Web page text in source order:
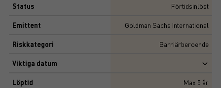
Status Förtidsinlöst
Emittent Goldman Sachs International
Riskkategori Barriärberoende
Viktiga datum
Löptid Max 5 år